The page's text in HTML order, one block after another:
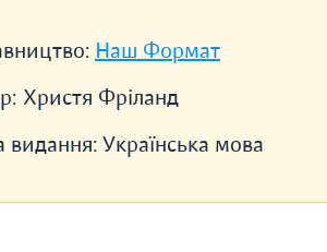
Наш Формат
Христя Фріланд
видання: Українська мова